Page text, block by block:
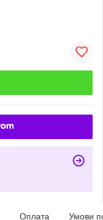
Оплата Умови